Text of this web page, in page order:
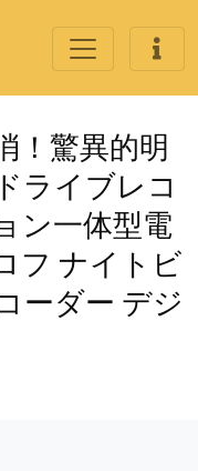
！驚異的明
ライブレコ
ン一体型電
フ ナイトビ
ーダー デジ